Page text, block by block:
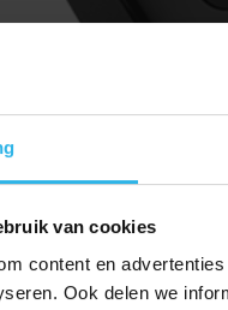
van cookies
content en
Ook delen we